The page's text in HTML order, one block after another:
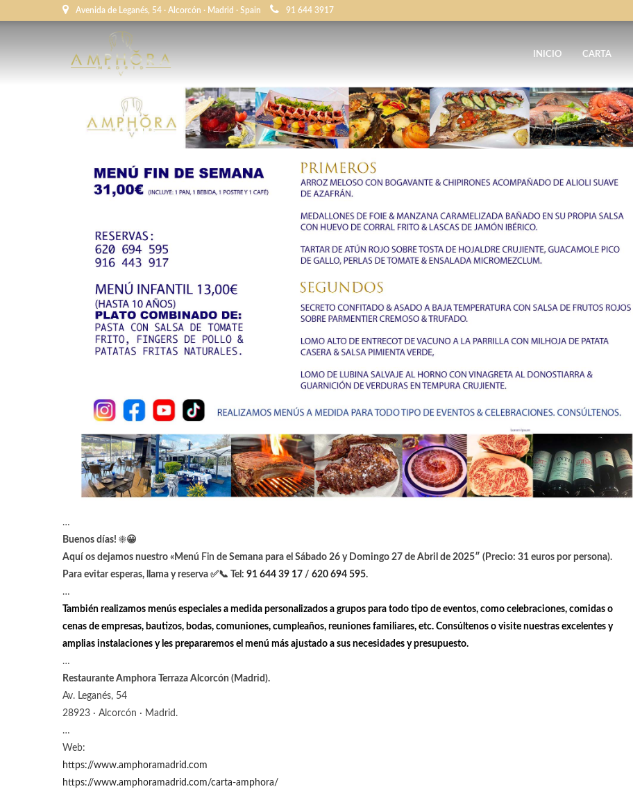
Avenida de Leganés, 54 · Alcorcón · Madrid · Spain 91 644 3917
INICIO CARTA
…
Buenos días! ☀️😀
Aquí os dejamos nuestro «Menú Fin de Semana para el Sábado 26 y Domingo 27 de Abril de 2025″ (Precio: 31 euros por persona).
Para evitar esperas, llama y reserva ✅📞 Tel: 91 644 39 17 / 620 694 595.
…
También realizamos menús especiales a medida personalizados a grupos para todo tipo de eventos, como celebraciones, comidas o
cenas de empresas, bautizos, bodas, comuniones, cumpleaños, reuniones familiares, etc. Consúltenos o visite nuestras excelentes y
amplias instalaciones y les prepararemos el menú más ajustado a sus necesidades y presupuesto.
…
Restaurante Amphora Terraza Alcorcón (Madrid).
Av. Leganés, 54
28923 · Alcorcón · Madrid.
…
Web:
https://www.amphoramadrid.com
https://www.amphoramadrid.com/carta-amphora/